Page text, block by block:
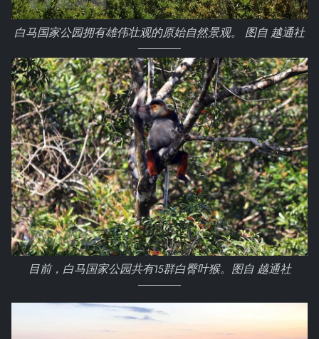
白马国家公园拥有雄伟壮观的原始自然景观。 图自 越通社
目前，白马国家公园共有15群白臀叶猴。图自 越通社